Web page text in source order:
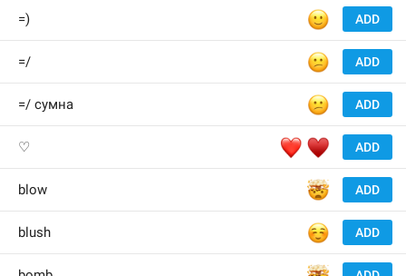
ADD
🙂
=)
ADD
😕
=/
ADD
😕
=/ сумна
ADD
❤️
♥️
♡
ADD
🤯
blow
ADD
☺️
blush